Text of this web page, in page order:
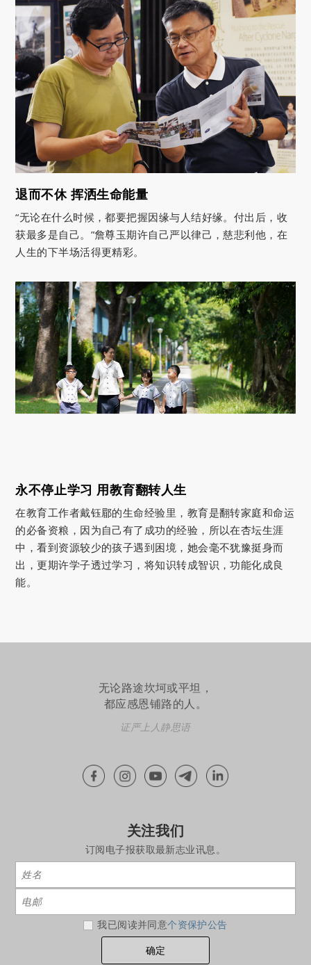
退而不休 挥洒生命能量
“无论在什么时候，都要把握因缘与人结好缘。付出后，收
获最多是自己。”詹尊玉期许自己严以律己，慈悲利他，在
人生的下半场活得更精彩。
永不停止学习 用教育翻转人生
在教育工作者戴钰郿的生命经验里，教育是翻转家庭和命运
的必备资粮，因为自己有了成功的经验，所以在杏坛生涯
中，看到资源较少的孩子遇到困境，她会毫不犹豫挺身而
出，更期许学子透过学习，将知识转成智识，功能化成良
能。
无论路途坎坷或平坦，
都应感恩铺路的人。
证严上人静思语
关注我们
订阅电子报获取最新志业讯息。
我已阅读并同意个资保护公告